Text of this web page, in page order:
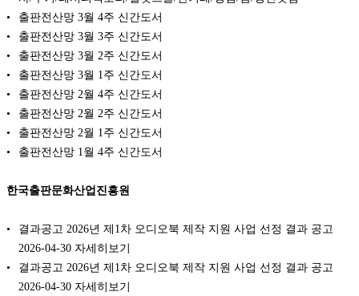
출판전산망 3월 4주 신간도서
출판전산망 3월 3주 신간도서
출판전산망 3월 2주 신간도서
출판전산망 3월 1주 신간도서
출판전산망 2월 4주 신간도서
출판전산망 2월 2주 신간도서
출판전산망 2월 1주 신간도서
출판전산망 1월 4주 신간도서
한국출판문화산업진흥원
결과공고 2026년 제1차 오디오북 제작 지원 사업 선정 결과 공고
2026-04-30 자세히보기
결과공고 2026년 제1차 오디오북 제작 지원 사업 선정 결과 공고
2026-04-30 자세히보기